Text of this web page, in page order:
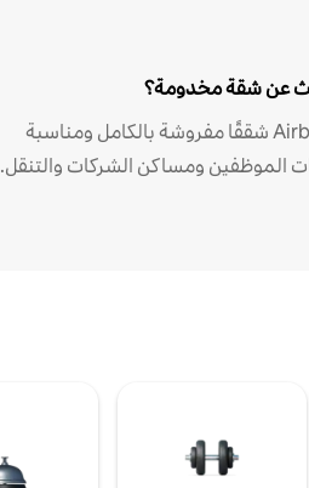
عن شقة مخدومة؟
توفر Airbnb شققًا مفروشة بالكامل ومناسبة
الموظفين ومساكن الشركات والتنقل.